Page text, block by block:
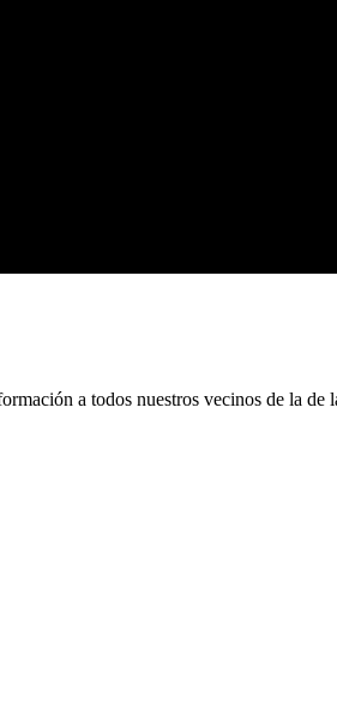
a todos nuestros vecinos de la